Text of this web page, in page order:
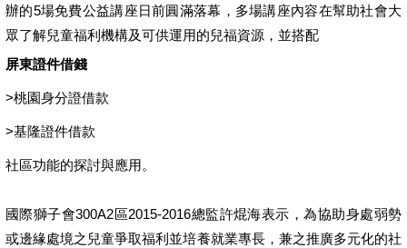
辦的5場免費公益講座日前圓滿落幕，多場講座內容在幫助社會大
眾了解兒童福利機構及可供運用的兒福資源，並搭配
屏東證件借錢
>桃園身分證借款
>基隆證件借款
社區功能的探討與應用。
國際獅子會300A2區2015-2016總監許焜海表示，為協助身處弱勢
或邊緣處境之兒童爭取福利並培養就業專長，兼之推廣多元化的社